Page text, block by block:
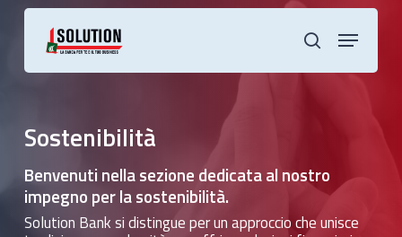
Skip
cerca
Menu
Sostenibilità
Benvenuti nella sezione dedicata al nostro
impegno per la sostenibilità.
Solution Bank si distingue per un approccio che unisce